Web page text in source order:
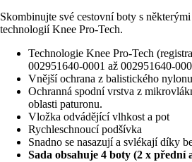
Skombinujte své cestovní boty s
technologií Knee Pro-Tech.
Technologie Knee Pro-Tech
002951640-0001 až 002951640-
Vnější ochrana z balistického nylonu
Ochranná spodní vrstva z
oblasti paturonu.
Vložka odvádějící vlhkost a pot
Rychleschnoucí podšívka
Snadno se nasazují a svlékají díky
Sada obsahuje 4 boty (2 x přední